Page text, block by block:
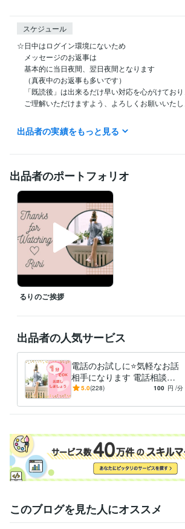
スケジュール
☆日中はログイン環境にないため
メッセージのお返事は
基本的に当日夜間、翌日夜間となります
（真夜中のお返事も多いです）
「既読後」は出来るだけ早い対応を心がけてお
ご理解いただけますよう、よろしくお願いいた
いつもご利用くださる皆さま
お声がけくださりありがとうございます！
るりのサムネイル講座 〇〇を使用した無料でで
〇〇を使用した無料でできるサムネイル講座
ご出産準備について よろこばれるおもたせ
チョコレート編
資格・検定
Tカウンセリング マスタークラス修了
秘書検定２級 取得年 : 1996年
悩み相談・カウンセリング
ビジネス代行・事務代行 副業＝ココナラ！アド
出品者の実績をもっと見る
出品者のポートフォリオ
るりのご挨拶
出品者の人気サービス
電話のお試しに⭐️気軽なお話
相手になります 電話相談っ
てどんな感じ？１分でも大丈
5.0(228) 100 円 /分
このブログを見た人にオススメ